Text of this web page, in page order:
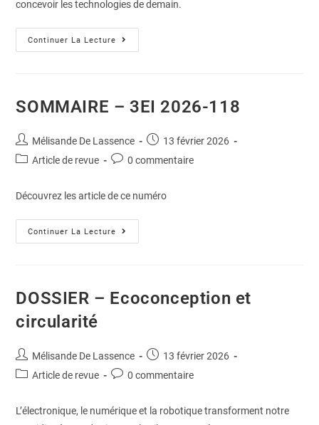
concevoir les technologies de demain.
Continuer La Lecture
SOMMAIRE – 3EI 2026-118
Mélisande De Lassence
13 février 2026
Article de revue
0 commentaire
Découvrez les article de ce numéro
Continuer La Lecture
DOSSIER – Ecoconception et
circularité
Mélisande De Lassence
13 février 2026
Article de revue
0 commentaire
L’électronique, le numérique et la robotique transforment notre